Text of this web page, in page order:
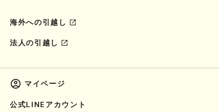
海外への引越し
法人の引越し
マイページ
公式LINEアカウント